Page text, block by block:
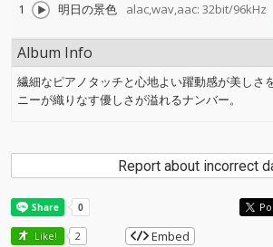
1 明日の景色 alac,wav,aac: 32bit/96kHz
Album Info
繊細なピアノタッチと心地よい躍動感が美しさ
ニーが織りなす優しさが溢れるナンバー。
Report about incorrect
Like! 2 Embed